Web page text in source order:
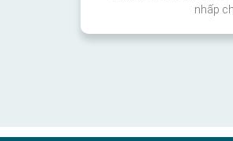
nhấp